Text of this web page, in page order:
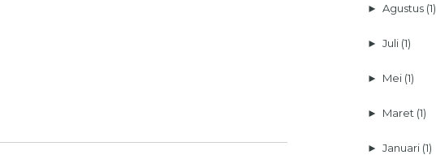
► Agustus (1)
► Juli (1)
► Mei (1)
► Maret (1)
► Januari (1)